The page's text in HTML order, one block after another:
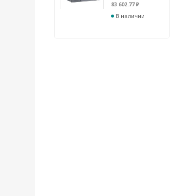
83 602.77 ₽
В наличии